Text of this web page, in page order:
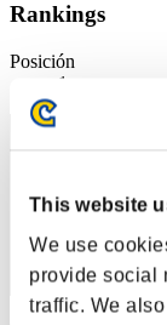
This website
We use
provide social
traffic. We
Rankings
Posición
1